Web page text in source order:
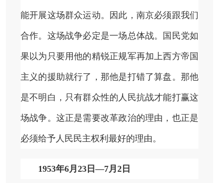
能开展这场群众运动。因此，南京必须跟我们
合作。这场战争必定是一场总体战。国民党如
果以为只要用他的精锐正规军再加上西方帝国
主义的援助就行了，那他是打错了算盘。那他
是不明白，只有群众性的人民抗战才能打赢这
场战争。这正是需要改革政治的理由，也正是
必须给予人民民主权利最好的理由。
1953年6月23日—7月2日